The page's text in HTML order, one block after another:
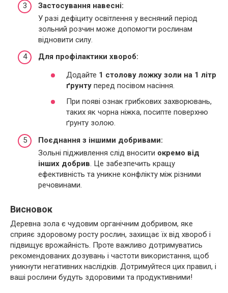
Застосування навесні:
У разі дефіциту освітлення у весняний період
зольний розчин може допомогти рослинам
відновити силу.
Для профілактики хвороб:
Додайте 1 столову ложку золи на 1 літр
ґрунту перед посівом насіння.
При появі ознак грибкових захворювань,
таких як чорна ніжка, посипте поверхню
ґрунту золою.
Поєднання з іншими добривами:
Зольні підживлення слід вносити окремо від
інших добрив. Це забезпечить кращу
ефективність та уникне конфлікту між різними
речовинами.
Висновок
Деревна зола є чудовим органічним добривом, яке
сприяє здоровому росту рослин, захищає їх від хвороб і
підвищує врожайність. Проте важливо дотримуватись
рекомендованих дозувань і частоти використання, щоб
уникнути негативних наслідків. Дотримуйтеся цих правил, і
ваші рослини будуть здоровими та продуктивними!